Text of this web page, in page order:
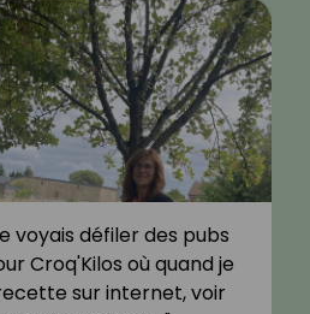
voyais défiler des pubs
Croq'Kilos où quand je
sur internet, voir